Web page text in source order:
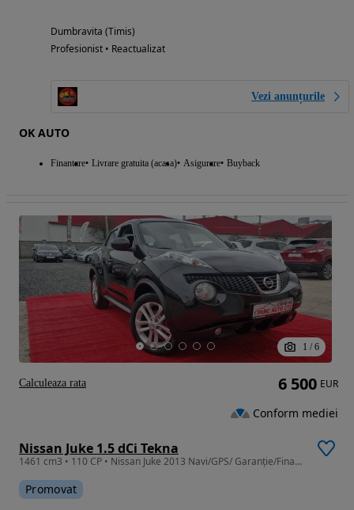
Dumbravita (Timis)
Profesionist • Reactualizat
Vezi anunțurile
OK AUTO
Finantare Livrare gratuita (acasa) Asigurare Buyback
1 / 6
Nissan Juke 1.5 dCi Tekna
1461 cm3 • 110 CP • Nissan Juke 2013 Navi/GPS/ Garanție/Finanțare Rate/LivrareGR/RevizieGR
Promovat
6 500 EUR
Conform mediei
Calculeaza rata